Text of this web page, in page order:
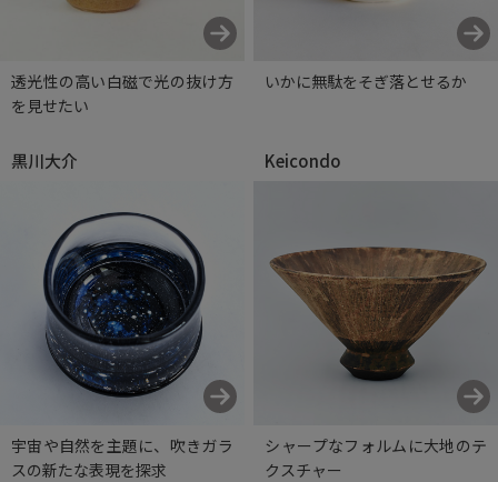
透光性の高い白磁で光の抜け方
を見せたい
いかに無駄をそぎ落とせるか
黒川大介
宇宙や自然を主題に、吹きガラ
スの新たな表現を探求
Keicondo
シャープなフォルムに大地のテ
クスチャー